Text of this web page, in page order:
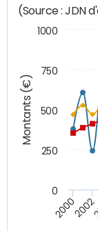
Montants (€)
(Source : JDN
20002002
0
250
500
750
1000